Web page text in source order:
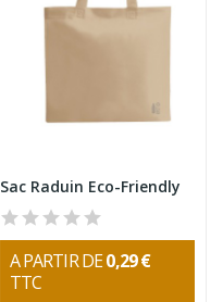
Sac Raduin Eco-Friendly
A PARTIR DE0,29 €
TTC